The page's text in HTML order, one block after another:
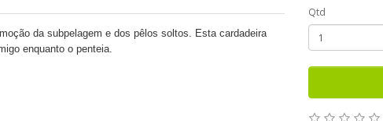
da subpelagem e dos pêlos soltos. Esta cardadeira
enquanto o penteia.
Qtd